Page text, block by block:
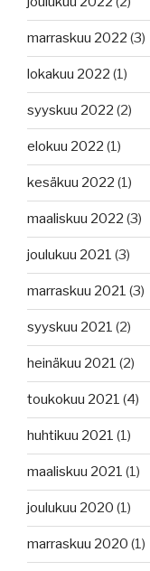
marraskuu 2022 (3)
lokakuu 2022 (1)
syyskuu 2022 (2)
elokuu 2022 (1)
kesäkuu 2022 (1)
maaliskuu 2022 (3)
joulukuu 2021 (3)
marraskuu 2021 (3)
syyskuu 2021 (2)
heinäkuu 2021 (2)
toukokuu 2021 (4)
huhtikuu 2021 (1)
maaliskuu 2021 (1)
joulukuu 2020 (1)
marraskuu 2020 (1)